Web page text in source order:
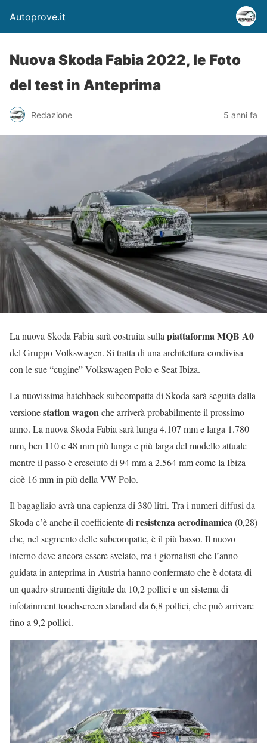
Autoprove.it
Nuova Skoda Fabia 2022, le Foto
del test in Anteprima
Redazione 5 anni fa
La nuova Skoda Fabia sarà costruita sulla piattaforma MQB A0
del Gruppo Volkswagen. Si tratta di una architettura condivisa
con le sue “cugine” Volkswagen Polo e Seat Ibiza.
La nuovissima hatchback subcompatta di Skoda sarà seguita dalla
versionestation wagonche arriverà probabilmente il prossimo
anno. La nuova Skoda Fabia sarà lunga 4.107 mm e larga 1.780
mm, ben 110 e 48 mm più lunga e più larga del modello attuale
mentre il passo è cresciuto di 94 mm a 2.564 mm come la Ibiza
cioè 16 mm in più della VW Polo.
Il bagagliaio avrà una capienza di 380 litri. Tra i numeri diffusi da
Skoda c’è anche il coefficiente di resistenza aerodinamica(0,28)
che, nel segmento delle subcompatte, è il più basso. Il nuovo
interno deve ancora essere svelato, ma i giornalisti che l’anno
guidata in anteprima in Austria hanno confermato che è dotata di
un quadro strumenti digitale da 10,2 pollici e un sistema di
infotainment touchscreen standard da 6,8 pollici, che può arrivare
fino a 9,2 pollici.